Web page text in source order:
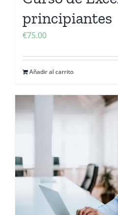
principiantes
€75.00
Añadir al carrito